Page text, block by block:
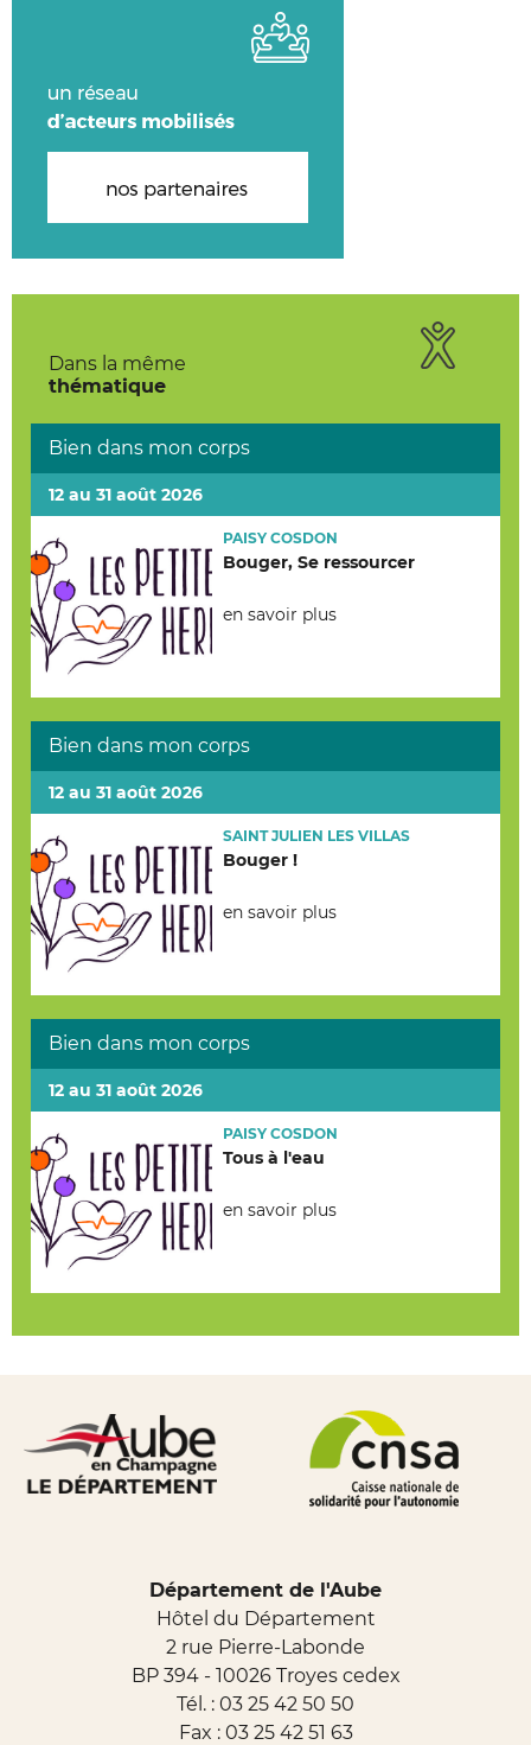
Dans la même
thématique
Bien dans mon corps
12 au 31 août 2026
PAISY COSDON
Bouger, Se ressourcer
en savoir plus
Bien dans mon corps
12 au 31 août 2026
SAINT JULIEN LES VILLAS
Bouger !
en savoir plus
Bien dans mon corps
12 au 31 août 2026
PAISY COSDON
Tous à l'eau
en savoir plus
Département de l'Aube
Hôtel du Département
2 rue Pierre-Labonde
BP 394 - 10026 Troyes cedex
Tél. : 03 25 42 50 50
Fax : 03 25 42 51 63